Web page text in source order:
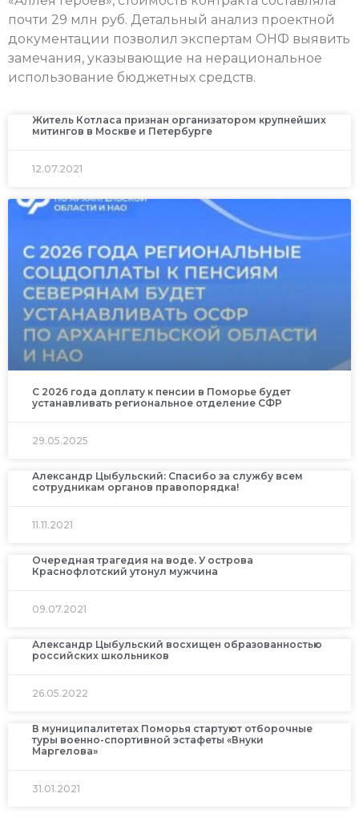
почти 29 млн руб. Детальный анализ проектной
документации позволил экспертам ОНФ выявить
замечания, указывающие на нерациональное
использование бюджетных средств.
Житель Котласа признан организатором крупнейших
митингов в Москве и Петербурге
12.07.2021
С 2026 года доплату к пенсии в Поморье будет
устанавливать региональное отделение СФР
29.05.2025
Александр Цыбульский: Спасибо за службу всем
сотрудникам органов правопорядка!
11.11.2021
Очередная трагедия на воде. У острова
Краснофлотский утонул мужчина
09.07.2021
Александр Цыбульский восхищен образованностью
российских школьников
26.05.2022
В муниципалитетах Поморья стартуют отборочные
туры военно-спортивной эстафеты «Внуки
Маргелова»
31.01.2021